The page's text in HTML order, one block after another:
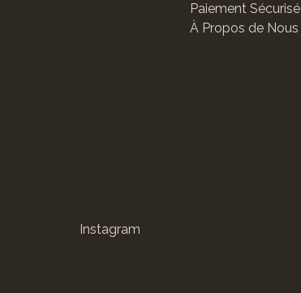
Paiement Sécurisé
À Propos de Nous
Instagram